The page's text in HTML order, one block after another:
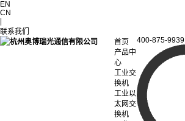
EN
CN
联系我们
首页
产品中
心
工业交
换机
工业以
太网交
换机
400-875-9939